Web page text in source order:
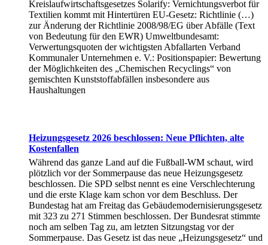
Kreislaufwirtschaftsgesetzes Solarify: Vernichtungsverbot für
Textilien kommt mit Hintertüren EU-Gesetz: Richtlinie (…)
zur Änderung der Richtlinie 2008/98/EG über Abfälle (Text
von Bedeutung für den EWR) Umweltbundesamt:
Verwertungsquoten der wichtigsten Abfallarten Verband
Kommunaler Unternehmen e. V.: Positionspapier: Bewertung
der Möglichkeiten des „Chemischen Recyclings“ von
gemischten Kunststoffabfällen insbesondere aus
Haushaltungen
Heizungsgesetz 2026 beschlossen: Neue Pflichten, alte
Kostenfallen
Während das ganze Land auf die Fußball-WM schaut, wird
plötzlich vor der Sommerpause das neue Heizungsgesetz
beschlossen. Die SPD selbst nennt es eine Verschlechterung
und die erste Klage kam schon vor dem Beschluss. Der
Bundestag hat am Freitag das Gebäudemodernisierungsgesetz
mit 323 zu 271 Stimmen beschlossen. Der Bundesrat stimmte
noch am selben Tag zu, am letzten Sitzungstag vor der
Sommerpause. Das Gesetz ist das neue „Heizungsgesetz“ und